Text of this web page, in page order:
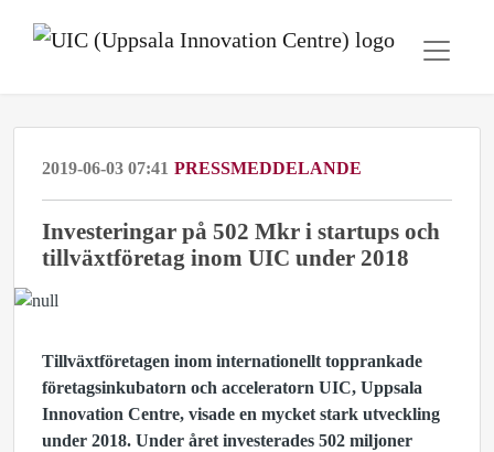
2019-06-03 07:41 PRESSMEDDELANDE
Investeringar på 502 Mkr i startups och
tillväxtföretag inom UIC under 2018
Tillväxtföretagen inom internationellt topprankade
företagsinkubatorn och acceleratorn UIC, Uppsala
Innovation Centre, visade en mycket stark utveckling
under 2018. Under året investerades 502 miljoner